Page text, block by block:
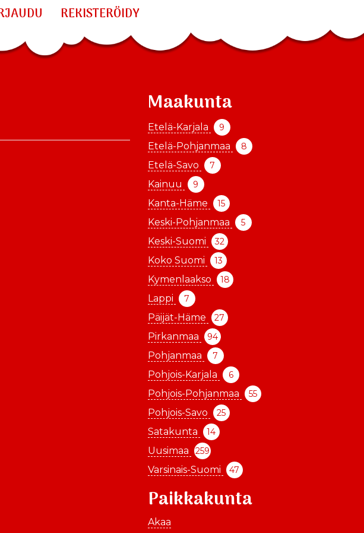
REKISTERÖIDY
Maakunta
Etelä-Karjala 9
Etelä-Pohjanmaa 8
Etelä-Savo 7
Kainuu 9
Kanta-Häme 15
Keski-Pohjanmaa 5
Keski-Suomi 32
Koko Suomi 13
Kymenlaakso 18
Lappi 7
Päijät-Häme 27
Pirkanmaa 94
Pohjanmaa 7
Pohjois-Karjala 6
Pohjois-Pohjanmaa 55
Pohjois-Savo 25
Satakunta 14
Uusimaa 259
Varsinais-Suomi 47
Paikkakunta
Akaa